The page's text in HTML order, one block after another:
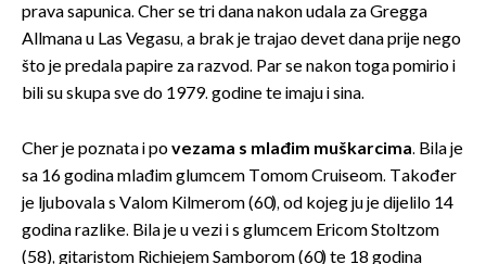
prava sapunica. Cher se tri dana nakon udala za Gregga
Allmana u Las Vegasu, a brak je trajao devet dana prije nego
što je predala papire za razvod. Par se nakon toga pomirio i
bili su skupa sve do 1979. godine te imaju i sina.
Cher je poznata i povezama s mlađim muškarcima. Bila je
sa 16 godina mlađim glumcem Tomom Cruiseom. Također
je ljubovala s Valom Kilmerom (60), od kojeg ju je dijelilo 14
godina razlike. Bila je u vezi i s glumcem Ericom Stoltzom
(58), gitaristom Richiejem Samborom (60) te 18 godina